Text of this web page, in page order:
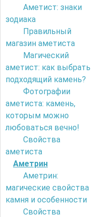
Аметист: знаки
зодиака
Правильный
магазин аметиста
Магический
аметист: как выбрать
подходящий камень?
Фотографии
аметиста: камень,
которым можно
любоваться вечно!
Свойства
аметиста
Аметрин
Аметрин:
магические свойства
камня и особенности
Свойства